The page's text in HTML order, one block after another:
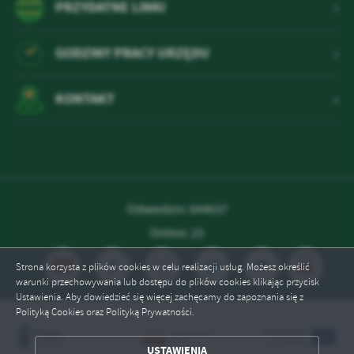
PRZYDATNE LINKI
GODZINY PRACY URZĘDU
KONTAKT
Odwiedzin: 644637
Online: 23
Strona korzysta z plików cookies w celu realizacji usług. Możesz określić
warunki przechowywania lub dostępu do plików cookies klikając przycisk
Ustawienia. Aby dowiedzieć się więcej zachęcamy do zapoznania się z
Polityką Cookies oraz Polityką Prywatności.
USTAWIENIA
Firmy te działają w charakterze pośredników prezentujących nasze
treści w postaci wiadomości, ofert, komunikatów mediów